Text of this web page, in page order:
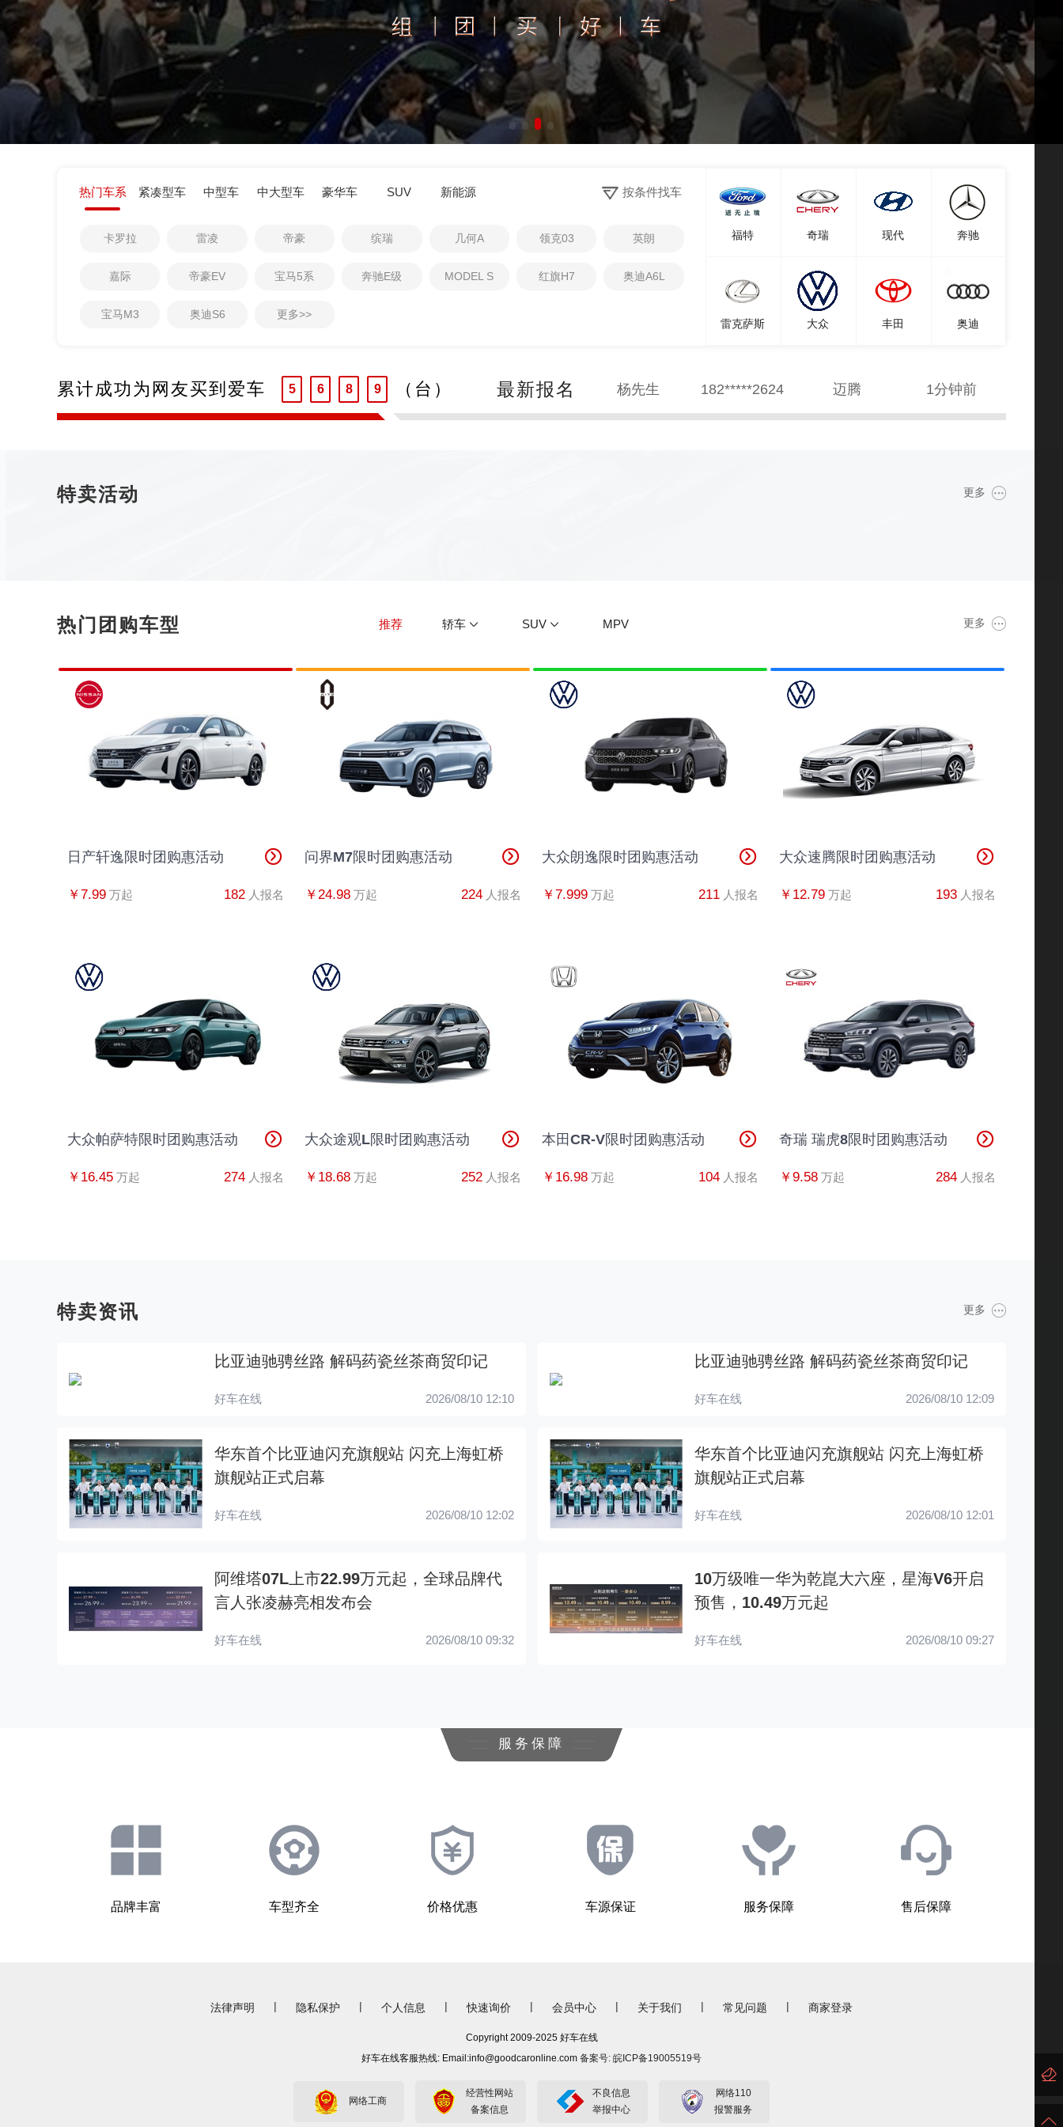
热门车系 紧凑型车 中型车 中大型车 豪华车 SUV 新能源 按条件找车
卡罗拉 雷凌 帝豪 缤瑞 几何A 领克03 英朗
嘉际 帝豪EV 宝马5系 奔驰E级 MODEL S 红旗H7 奥迪A6L
宝马M3 奥迪S6 更多>>
福特 奇瑞 现代 奔驰
雷克萨斯 大众 丰田 奥迪
累计成功为网友买到爱车
0
2
5
6
6
7
0
8
9
3
4
9
（台） 最新报名 何先生 138*****8569 本田CR-V 10分钟前
赵先生 22分钟前
贾先生 152*****8888 宝马Z4 20分钟前
吴先生 182*****1022 丰田C-HR 半小时前
倪先生 180*****6543 英朗 2分钟前
周先生 180*****3064 奔驰 1分钟前
138*****0104 丰田C-HR 10分钟前
杨先生 182*****2624 迈腾 1分钟前
特卖活动 更多
热门团购车型 推荐 轿车 SUV MPV 更多
日产轩逸限时团购惠活动
￥7.99 万起 182 人报名
问界M7限时团购惠活动
￥24.98 万起 224 人报名
大众朗逸限时团购惠活动
￥7.999 万起 211 人报名
大众速腾限时团购惠活动
￥12.79 万起 193 人报名
大众帕萨特限时团购惠活动
￥16.45 万起 274 人报名
大众途观L限时团购惠活动
￥18.68 万起 252 人报名
本田CR-V限时团购惠活动
￥16.98 万起 104 人报名
奇瑞 瑞虎8限时团购惠活动
￥9.58 万起 284 人报名
特卖资讯 更多
比亚迪驰骋丝路 解码药瓷丝茶商贸印记
好车在线 2026/08/10 12:10
比亚迪驰骋丝路 解码药瓷丝茶商贸印记
好车在线 2026/08/10 12:09
华东首个比亚迪闪充旗舰站 闪充上海虹桥
旗舰站正式启幕
好车在线 2026/08/10 12:02
华东首个比亚迪闪充旗舰站 闪充上海虹桥
旗舰站正式启幕
好车在线 2026/08/10 12:01
阿维塔07L上市22.99万元起，全球品牌代
言人张凌赫亮相发布会
好车在线 2026/08/10 09:32
10万级唯一华为乾崑大六座，星海V6开启
预售，10.49万元起
好车在线 2026/08/10 09:27
服务保障
品牌丰富 车型齐全 价格优惠 车源保证 服务保障 售后保障
法律声明 | 隐私保护 | 个人信息 | 快速询价 | 会员中心 | 关于我们 | 常见问题 | 商家登录
Copyright 2009-2025 好车在线
好车在线客服热线: Email:info@goodcaronline.com 备案号: 皖ICP备19005519号
网络工商
经营性网站
备案信息
不良信息
举报中心
网络110
报警服务